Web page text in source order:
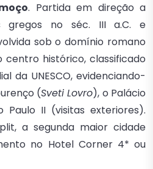
. Partida em direção a
gregos no séc. III a.C. e
sob o domínio romano
centro histórico, classificado
da UNESCO, evidenciando-
(Sveti Lovro), o Palácio
Paulo II (visitas exteriores).
a segunda maior cidade
no Hotel Corner 4* ou